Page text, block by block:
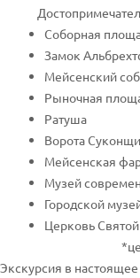
Соборная
Замок
Мейсенский
Рыночная
Ратуша
Ворота
Мейсенская
Музей
Городской
Церковь
Экскурсия в